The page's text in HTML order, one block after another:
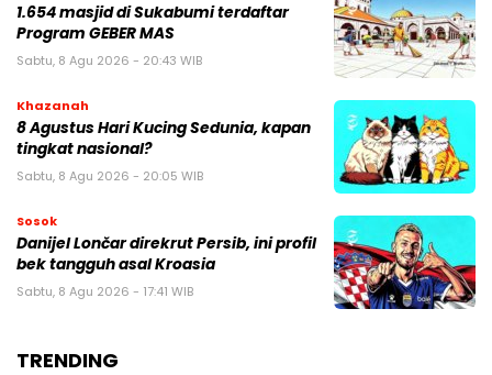
1.654 masjid di Sukabumi terdaftar
Program GEBER MAS
Sabtu, 8 Agu 2026 - 20:43 WIB
Khazanah
8 Agustus Hari Kucing Sedunia, kapan
tingkat nasional?
Sabtu, 8 Agu 2026 - 20:05 WIB
Sosok
Danijel Lončar direkrut Persib, ini profil
bek tangguh asal Kroasia
Sabtu, 8 Agu 2026 - 17:41 WIB
TRENDING